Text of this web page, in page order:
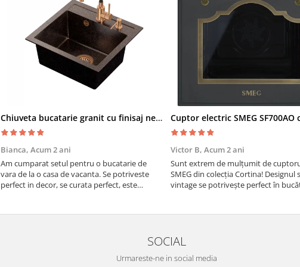
Chiuveta bucatarie granit cu finisaj negru perlat/cupru Steingran Art Copper cu dozator si baterie Quadron
Bianca, Acum 2 ani
Am cumparat setul pentru o bucatarie de
vara de la o casa de vacanta. Se potriveste
perfect in decor, se curata perfect, este
Victor B, Acum 2 ani
Sunt extrem de mulțumit de
SMEG din colecția Cortina! Designul
vintage se potrivește perfect în
SOCIAL
Urmareste-ne in social media